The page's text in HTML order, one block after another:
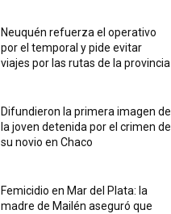
Neuquén refuerza el operativo
por el temporal y pide evitar
viajes por las rutas de la provincia
Difundieron la primera imagen de
la joven detenida por el crimen de
su novio en Chaco
Femicidio en Mar del Plata: la
madre de Mailén aseguró que